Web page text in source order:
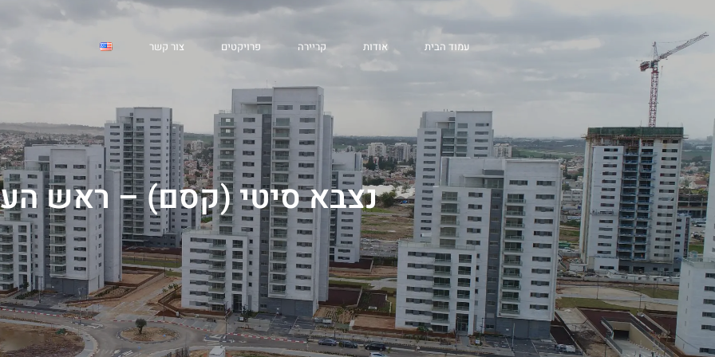
עמוד הבית אודות קריירה פרויקטים צור קשר נצבא סיטי (קסם) – ראש העין
נצבא סיטי (קסם) – ראש